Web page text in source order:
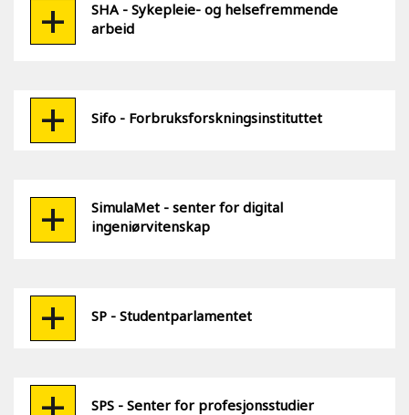
SHA - Sykepleie- og helsefremmende
arbeid
Sifo - Forbruksforskningsinstituttet
SimulaMet - senter for digital
ingeniørvitenskap
SP - Studentparlamentet
SPS - Senter for profesjonsstudier